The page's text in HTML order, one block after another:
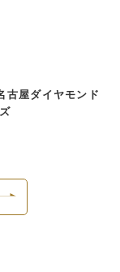
屋ダイヤモンド